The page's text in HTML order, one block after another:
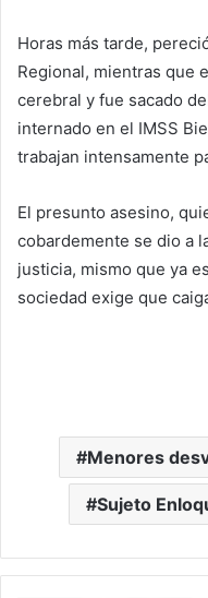
Horas más tarde,
Regional, mientras que
cerebral y fue sacado
internado en el IMSS
trabajan intensamente
El presunto asesino,
cobardemente se dio a
justicia, mismo que ya
sociedad exige que
Menores
Sujeto